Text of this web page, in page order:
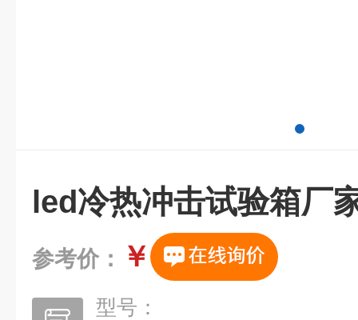
led冷热冲击试验箱厂
参考价： ￥
型号：